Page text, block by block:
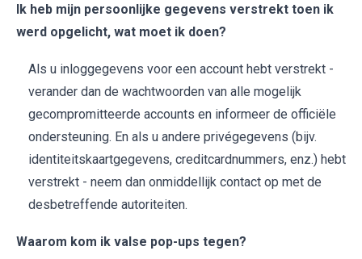
Ik heb mijn persoonlijke gegevens verstrekt toen ik
werd opgelicht, wat moet ik doen?
Als u inloggegevens voor een account hebt verstrekt -
verander dan de wachtwoorden van alle mogelijk
gecompromitteerde accounts en informeer de officiële
ondersteuning. En als u andere privégegevens (bijv.
identiteitskaartgegevens, creditcardnummers, enz.) hebt
verstrekt - neem dan onmiddellijk contact op met de
desbetreffende autoriteiten.
Waarom kom ik valse pop-ups tegen?